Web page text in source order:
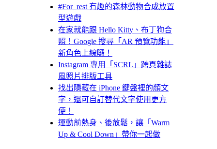
#For_rest 有趣的森林動物合成放置
型遊戲
在家就能跟 Hello Kitty、布丁狗合
照！Google 搜尋「AR 預覽功能」
新角色上線囉！
Instagram 專用「SCRL」跨頁雜誌
風照片排版工具
找出隱藏在 iPhone 鍵盤裡的顏文
字，還可自訂替代文字使用更方
便！
運動前熱身、後放鬆，讓「Warm
Up & Cool Down」帶你一起做